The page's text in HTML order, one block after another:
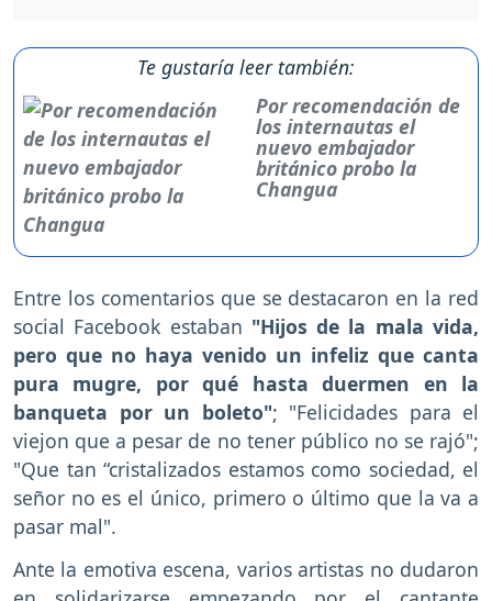
Te gustaría leer también:
Por recomendación de
los internautas el
nuevo embajador
británico probo la
Changua
Entre los comentarios que se destacaron en la red
social Facebook estaban "Hijos de la mala vida,
pero que no haya venido un infeliz que canta
pura mugre, por qué hasta duermen en la
banqueta por un boleto"; "Felicidades para el
viejon que a pesar de no tener público no se rajó";
"Que tan “cristalizados estamos como sociedad, el
señor no es el único, primero o último que la va a
pasar mal".
Ante la emotiva escena, varios artistas no dudaron